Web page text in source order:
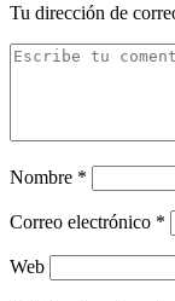
Tu dirección de
Nombre *
Correo electrónico *
Web